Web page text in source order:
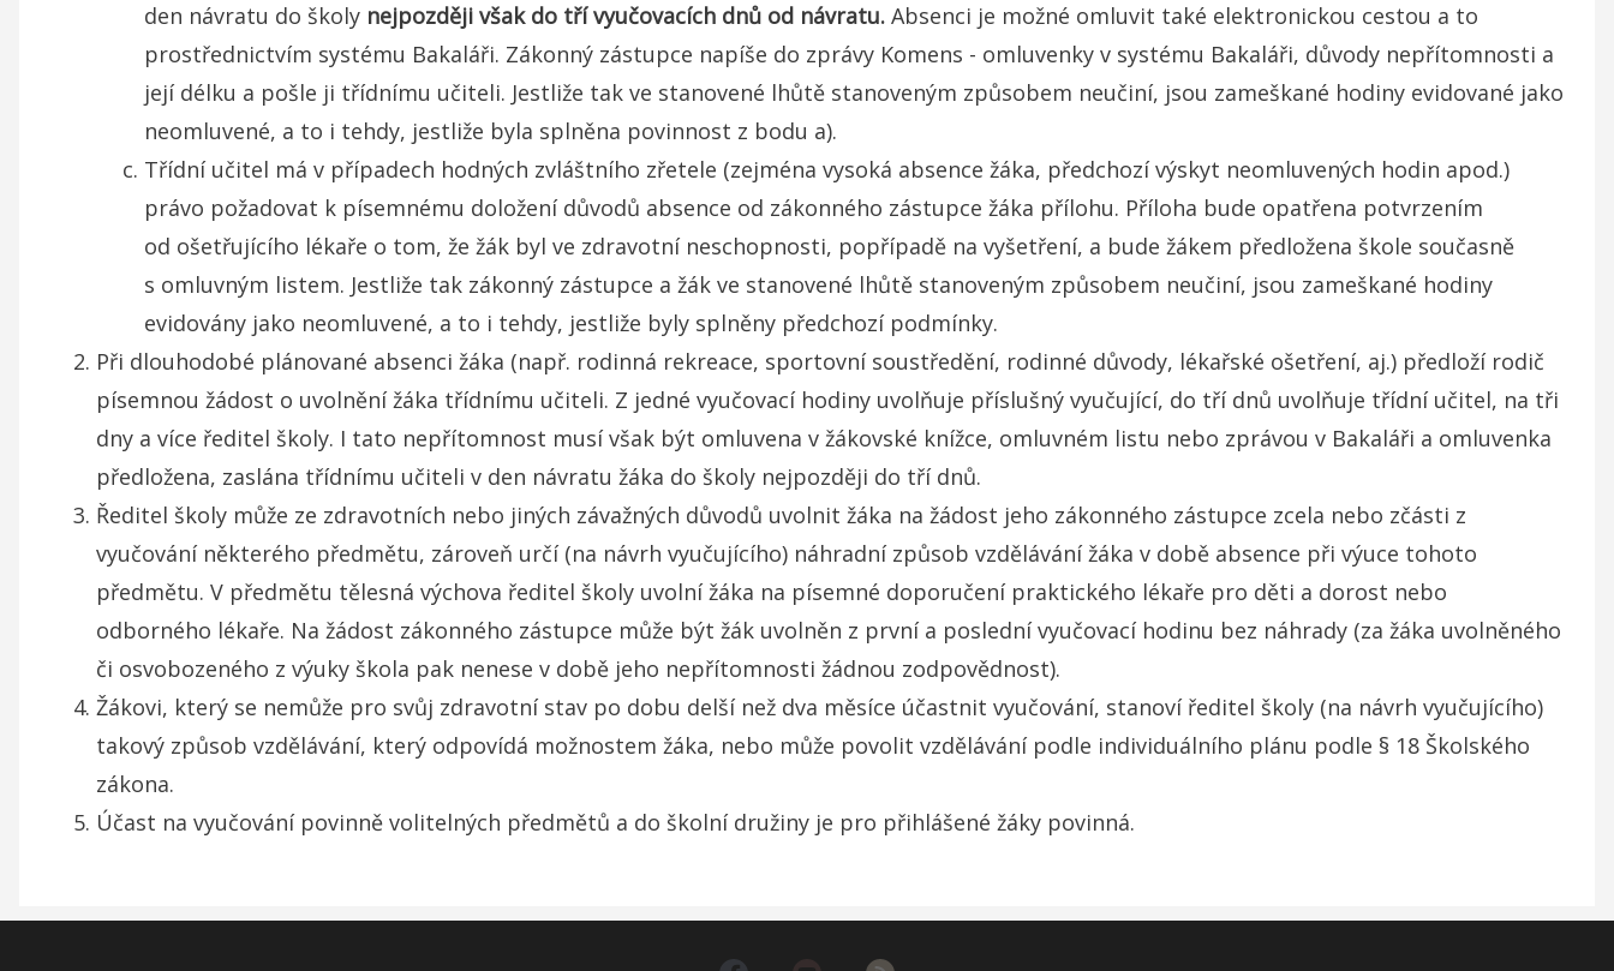
den návratu do školy nejpozději však do tří vyučovacích dnů od návratu. Absenci je možné omluvit také elektronickou cestou a to
prostřednictvím systému Bakaláři. Zákonný zástupce napíše do zprávy Komens - omluvenky v systému Bakaláři, důvody nepřítomnosti a
její délku a pošle ji třídnímu učiteli. Jestliže tak ve stanovené lhůtě stanoveným způsobem neučiní, jsou zameškané hodiny evidované jako
neomluvené, a to i tehdy, jestliže byla splněna povinnost z bodu a).
Třídní učitel má v případech hodných zvláštního zřetele (zejména vysoká absence žáka, předchozí výskyt neomluvených hodin apod.)
právo požadovat k písemnému doložení důvodů absence od zákonného zástupce žáka přílohu. Příloha bude opatřena potvrzením
od ošetřujícího lékaře o tom, že žák byl ve zdravotní neschopnosti, popřípadě na vyšetření, a bude žákem předložena škole současně
s omluvným listem. Jestliže tak zákonný zástupce a žák ve stanovené lhůtě stanoveným způsobem neučiní, jsou zameškané hodiny
evidovány jako neomluvené, a to i tehdy, jestliže byly splněny předchozí podmínky.
Při dlouhodobé plánované absenci žáka (např. rodinná rekreace, sportovní soustředění, rodinné důvody, lékařské ošetření, aj.) předloží rodič
písemnou žádost o uvolnění žáka třídnímu učiteli. Z jedné vyučovací hodiny uvolňuje příslušný vyučující, do tří dnů uvolňuje třídní učitel, na tři
dny a více ředitel školy. I tato nepřítomnost musí však být omluvena v žákovské knížce, omluvném listu nebo zprávou v Bakaláři a omluvenka
předložena, zaslána třídnímu učiteli v den návratu žáka do školy nejpozději do tří dnů.
Ředitel školy může ze zdravotních nebo jiných závažných důvodů uvolnit žáka na žádost jeho zákonného zástupce zcela nebo zčásti z
vyučování některého předmětu, zároveň určí (na návrh vyučujícího) náhradní způsob vzdělávání žáka v době absence při výuce tohoto
předmětu. V předmětu tělesná výchova ředitel školy uvolní žáka na písemné doporučení praktického lékaře pro děti a dorost nebo
odborného lékaře. Na žádost zákonného zástupce může být žák uvolněn z první a poslední vyučovací hodinu bez náhrady (za žáka uvolněného
či osvobozeného z výuky škola pak nenese v době jeho nepřítomnosti žádnou zodpovědnost).
Žákovi, který se nemůže pro svůj zdravotní stav po dobu delší než dva měsíce účastnit vyučování, stanoví ředitel školy (na návrh vyučujícího)
takový způsob vzdělávání, který odpovídá možnostem žáka, nebo může povolit vzdělávání podle individuálního plánu podle § 18 Školského
zákona.
Účast na vyučování povinně volitelných předmětů a do školní družiny je pro přihlášené žáky povinná.